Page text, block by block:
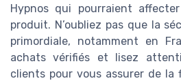
Hypnos qui pourraient
produit. N’oubliez pas que la
primordiale, notamment en
achats vérifiés et lisez
clients pour vous assurer de la